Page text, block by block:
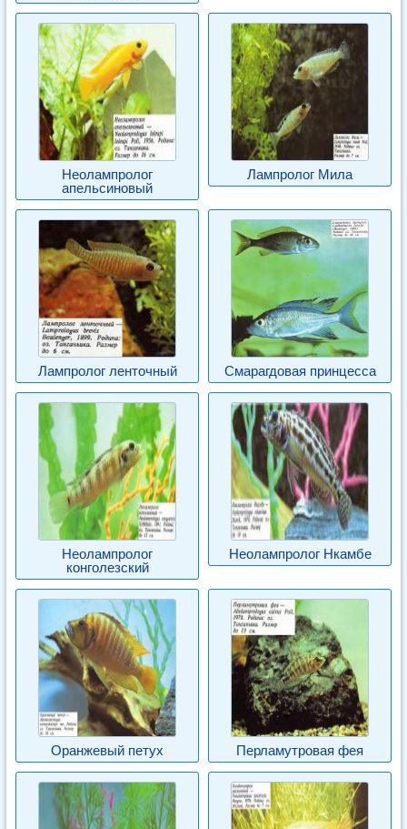
Неолампролог
апельсиновый
Лампролог Мила
Лампролог ленточный Смарагдовая принцесса
Неолампролог
конголезский
Неолампролог Нкамбе
Оранжевый петух Перламутровая фея